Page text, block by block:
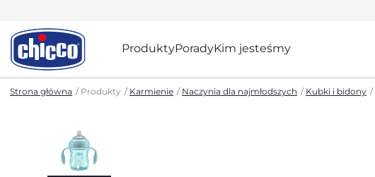
ProduktyPoradyKim jesteśmy
Strona główna Produkty Karmienie Naczynia dla najmłodszych Kubki i bidony